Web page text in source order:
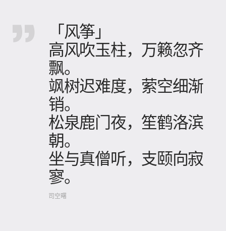
「风筝」
高风吹玉柱，万籁忽齐
飘。
飒树迟难度，萦空细渐
销。
松泉鹿门夜，笙鹤洛滨
朝。
坐与真僧听，支颐向寂
寥。
司空曙